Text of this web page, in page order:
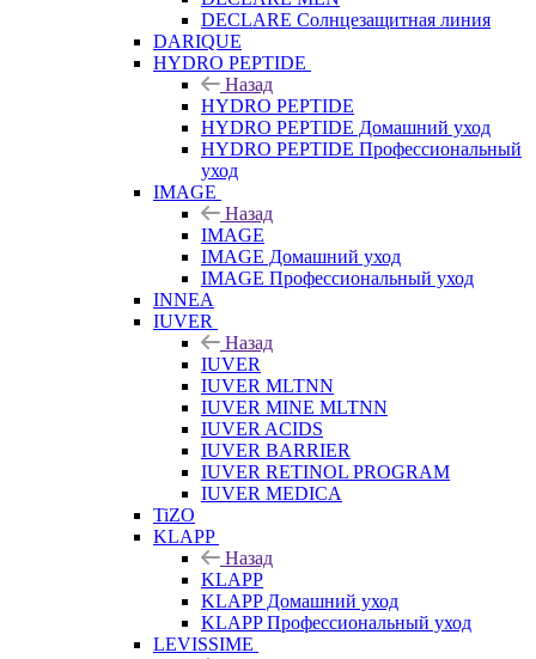
DECLARE Солнцезащитная линия
DARIQUE
HYDRO PEPTIDE
Назад
HYDRO PEPTIDE
HYDRO PEPTIDE Домашний уход
HYDRO PEPTIDE Профессиональный
уход
IMAGE
Назад
IMAGE
IMAGE Домашний уход
IMAGE Профессиональный уход
INNEA
IUVER
Назад
IUVER
IUVER MLTNN
IUVER MINE MLTNN
IUVER ACIDS
IUVER BARRIER
IUVER RETINOL PROGRAM
IUVER MEDICA
TiZO
KLAPP
Назад
KLAPP
KLAPP Домашний уход
KLAPP Профессиональный уход
LEVISSIME